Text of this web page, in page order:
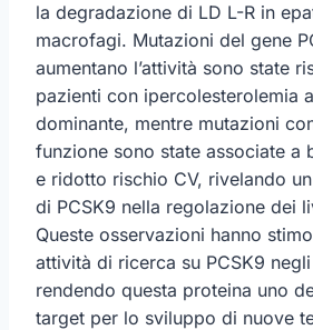
la degradazione di LD L-R in
macrofagi. Mutazioni del gene
aumentano l’attività sono state
pazienti con ipercolesterolemia
dominante, mentre mutazioni
funzione sono state associate a
e ridotto rischio CV, rivelando
di PCSK9 nella regolazione dei
Queste osservazioni hanno
attività di ricerca su PCSK9
rendendo questa proteina uno
target per lo sviluppo di nuove